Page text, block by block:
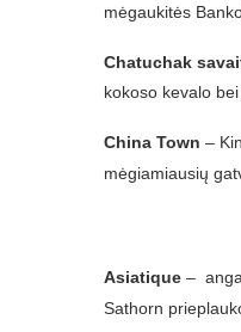
mėgaukitės
Chatuchak
kokoso kevalo
China Town –
mėgiamiausių
Asiatique –
Sathorn